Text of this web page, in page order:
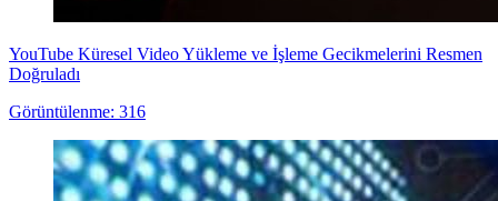
YouTube Küresel Video Yükleme ve İşleme Gecikmelerini Resmen
Doğruladı
Görüntülenme: 316